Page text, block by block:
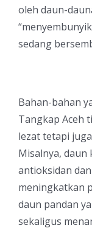
oleh daun-
sedang
Bahan-bahan
Tangkap Aceh
lezat tetapi
Misalnya,
antioksidan
meningkatkan
daun pandan
sekaligus